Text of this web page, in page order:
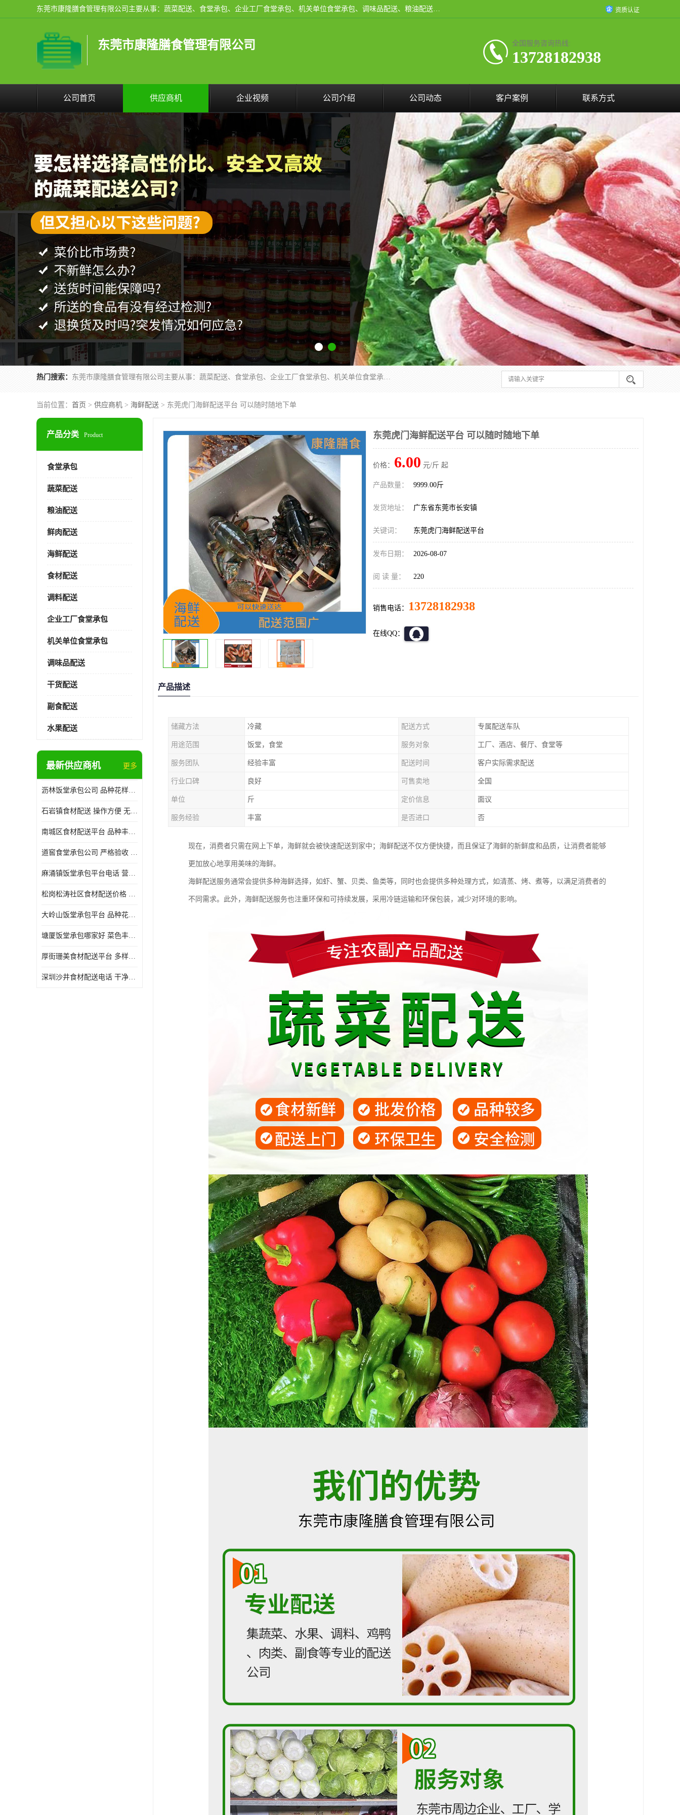
东莞市康隆膳食管理有限公司主要从事：蔬菜配送、食堂承包、企业工厂食堂承包、机关单位食堂承包、调味品配送、粮油配送、干货配送、副食配送、水果配送、海鲜配送等业务，东莞蔬菜配送电话，咨询在线客服。 资质认证
东莞市康隆膳食管理有限公司 全国服务咨询热线:
13728182938
公司首页 供应商机 企业视频 公司介绍 公司动态 客户案例 联系方式
热门搜索： 东莞市康隆膳食管理有限公司主要从事：蔬菜配送、食堂承包、企业工厂食堂承包、机关单位食堂承包、调味品配送、粮油配送、干货配送、副食配送、水果配送、海鲜配送等业务，东莞蔬菜配送电话，咨询在线客服。
当前位置： 首页 > 供应商机 > 海鲜配送 > 东莞虎门海鲜配送平台 可以随时随地下单
产品分类 Product
食堂承包
蔬菜配送
粮油配送
鲜肉配送
海鲜配送
食材配送
调料配送
企业工厂食堂承包
机关单位食堂承包
调味品配送
干货配送
副食配送
水果配送
最新供应商机 更多
沥林饭堂承包公司 品种花样丰富 提高员工饮食质量
石岩镇食材配送 操作方便 无需亲自管理
南城区食材配送平台 品种丰富 配送时间较短
道窖食堂承包公司 严格验收 维持供膳品质稳定
麻涌镇饭堂承包平台电话 营养均衡 定期推出新菜式
松岗松涛社区食材配送价格 搭配均匀 菜式品种类别多
大岭山饭堂承包平台 品种花样丰富 定期推出新菜式
塘厦饭堂承包哪家好 菜色丰富 大幅度降低食材成本
厚街珊美食材配送平台 多样化选择 提高膳食质量
深圳沙井食材配送电话 干净卫生 无需亲自管理
东莞虎门海鲜配送平台 可以随时随地下单
价格： 6.00 元/斤 起
产品数量： 9999.00斤
发货地址： 广东省东莞市长安镇
关键词： 东莞虎门海鲜配送平台
发布日期： 2026-08-07
阅 读 量： 220
销售电话： 13728182938
在线QQ：
产品描述
储藏方法 冷藏 配送方式 专属配送车队
用途范围 饭堂，食堂 服务对象 工厂、酒店、餐厅、食堂等
服务团队 经验丰富 配送时间 客户实际需求配送
行业口碑 良好 可售卖地 全国
单位 斤 定价信息 面议
服务经验 丰富 是否进口 否
现在，消费者只需在网上下单，海鲜就会被快速配送到家中；海鲜配送不仅方便快捷，而且保证了海鲜的新鲜度和品质，让消费者能够
更加放心地享用美味的海鲜。
海鲜配送服务通常会提供多种海鲜选择，如虾、蟹、贝类、鱼类等，同时也会提供多种处理方式，如清蒸、烤、煮等，以满足消费者的
不同需求。此外，海鲜配送服务也注重环保和可持续发展，采用冷链运输和环保包装，减少对环境的影响。